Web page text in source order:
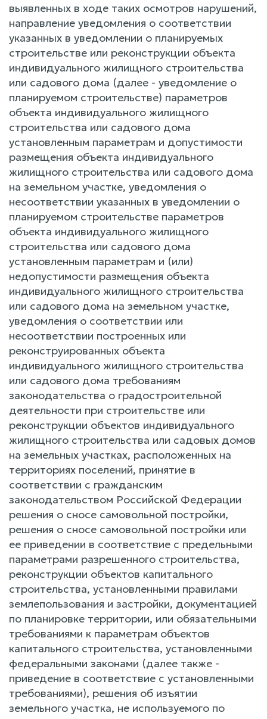
выявленных в ходе таких осмотров нарушений,
направление уведомления о соответствии
указанных в уведомлении о планируемых
строительстве или реконструкции объекта
индивидуального жилищного строительства
или садового дома (далее - уведомление о
планируемом строительстве) параметров
объекта индивидуального жилищного
строительства или садового дома
установленным параметрам и допустимости
размещения объекта индивидуального
жилищного строительства или садового дома
на земельном участке, уведомления о
несоответствии указанных в уведомлении о
планируемом строительстве параметров
объекта индивидуального жилищного
строительства или садового дома
установленным параметрам и (или)
недопустимости размещения объекта
индивидуального жилищного строительства
или садового дома на земельном участке,
уведомления о соответствии или
несоответствии построенных или
реконструированных объекта
индивидуального жилищного строительства
или садового дома требованиям
законодательства о градостроительной
деятельности при строительстве или
реконструкции объектов индивидуального
жилищного строительства или садовых домов
на земельных участках, расположенных на
территориях поселений, принятие в
соответствии с гражданским
законодательством Российской Федерации
решения о сносе самовольной постройки,
решения о сносе самовольной постройки или
ее приведении в соответствие с предельными
параметрами разрешенного строительства,
реконструкции объектов капитального
строительства, установленными правилами
землепользования и застройки, документацией
по планировке территории, или обязательными
требованиями к параметрам объектов
капитального строительства, установленными
федеральными законами (далее также -
приведение в соответствие с установленными
требованиями), решения об изъятии
земельного участка, не используемого по